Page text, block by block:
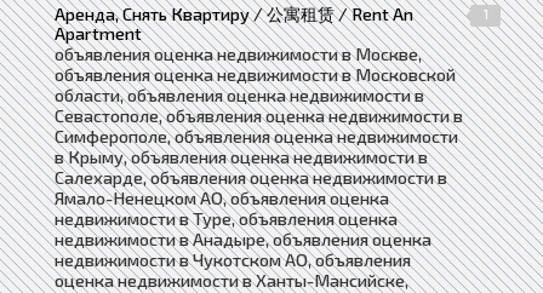
Аренда, Снять Квартиру / 公寓租赁 / Rent An
Apartment
1
объявления оценка недвижимости в Москве,
объявления оценка недвижимости в Московской
области, объявления оценка недвижимости в
Севастополе, объявления оценка недвижимости в
Симферополе, объявления оценка недвижимости
в Крыму, объявления оценка недвижимости в
Салехарде, объявления оценка недвижимости в
Ямало-Ненецком АО, объявления оценка
недвижимости в Туре, объявления оценка
недвижимости в Анадыре, объявления оценка
недвижимости в Чукотском АО, объявления
оценка недвижимости в Ханты-Мансийске,